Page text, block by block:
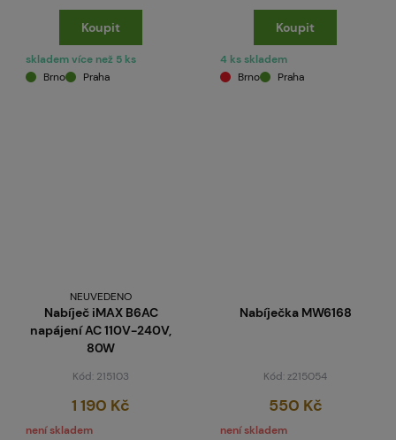
Koupit
skladem více než 5 ks
Brno
Praha
Koupit
4 ks skladem
Brno
Praha
NEUVEDENO
Nabíječ iMAX B6AC
napájení AC 110V-240V,
80W
Kód: 215103
1 190 Kč
není skladem
Nabíječka MW6168
Kód: z215054
550 Kč
není skladem